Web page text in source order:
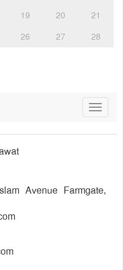
19 20
21
26 27
28
Toggle
Avenue Farmgate,